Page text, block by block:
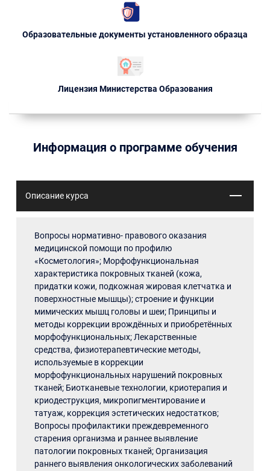
Образовательные документы установленного образца
Лицензия Министерства Образования
Информация о программе обучения
Описание курса
Вопросы нормативно- правового оказания
медицинской помощи по профилю
«Косметология»; Морфофункциональная
характеристика покровных тканей (кожа,
придатки кожи, подкожная жировая клетчатка и
поверхностные мышцы); строение и функции
мимических мышц головы и шеи; Принципы и
методы коррекции врождённых и приобретённых
морфофункциональных; Лекарственные
средства, физиотерапевтические методы,
используемые в коррекции
морфофункциональных нарушений покровных
тканей; Биотканевые технологии, криотерапия и
криодеструкция, микропигментирование и
татуаж, коррекция эстетических недостатков;
Вопросы профилактики преждевременного
старения организма и раннее выявление
патологии покровных тканей; Организация
раннего выявления онкологических заболеваний